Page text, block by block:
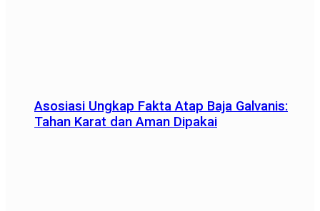
Asosiasi Ungkap Fakta Atap Baja Galvanis:
Tahan Karat dan Aman Dipakai